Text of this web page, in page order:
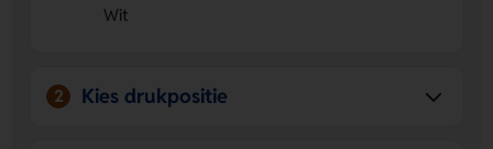
eigen ontwerp drukken op Schaduw 1 en Schaduw 2.
Wit
2 Kies drukpositie